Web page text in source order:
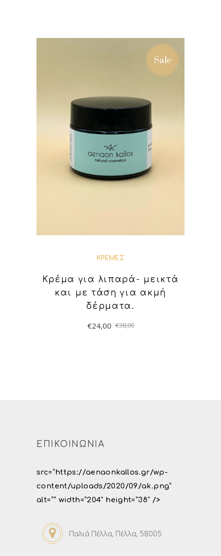
Sale
ΚΡΈΜΕΣ
Κρέμα για λιπαρά- μεικτά
και με τάση για ακμή
δέρματα.
€38,00
€24,00
ΕΠΙΚΟΙΝΩΝΙΑ
src=”https://aenaonkallos.gr/wp-
content/uploads/2020/09/ak.png”
alt=”” width=”204″ height=”38″ />
Παλιά Πέλλα, Πέλλα, 58005